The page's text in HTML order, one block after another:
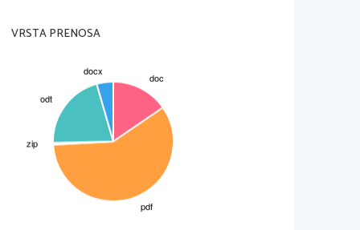
francosko družbo po revoluciji.
nihilizma (če ni Boga, je vse
Edini izhod vidi v vrnitvi v krščanstvo,
VRSTA PRENOSA